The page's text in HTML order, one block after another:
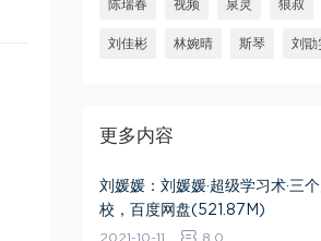
陈瑞春 视频 泉灵 狼叔
刘佳彬 林婉晴 斯琴 刘勖
更多内容
刘媛媛：刘媛媛·超级学习术·三
校，百度网盘(521.87M)
2021-10-11 8.0